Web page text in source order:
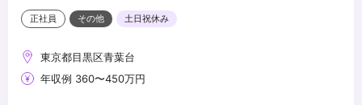
正社員 その他 土日祝休み
東京都目黒区青葉台
年収例 360〜450万円